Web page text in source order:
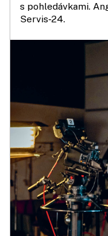
s pohledávkami.
Servis‑24.